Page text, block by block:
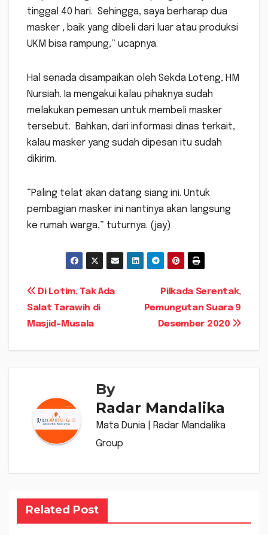
tinggal 40 hari. Sehingga, saya berharap dua
masker , baik yang dibeli dari luar atau produksi
UKM bisa rampung,” ucapnya.
Hal senada disampaikan oleh Sekda Loteng, HM
Nursiah. Ia mengakui kalau pihaknya sudah
melakukan pemesan untuk membeli masker
tersebut. Bahkan, dari informasi dinas terkait,
kalau masker yang sudah dipesan itu sudah
dikirim.
“Paling telat akan datang siang ini. Untuk
pembagian masker ini nantinya akan langsung
ke rumah warga,” tuturnya. (jay)
Navigasi
pos
Pilkada Serentak,
Pemungutan Suara 9
Desember 2020
Di Lotim, Tak Ada
Salat Tarawih di
Masjid-Musala
By
Radar Mandalika
Mata Dunia | Radar Mandalika
Group
Related Post